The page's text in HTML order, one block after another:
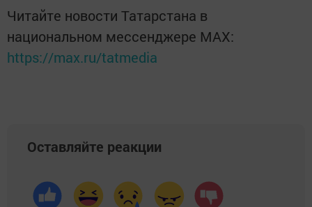
Читайте новости Татарстана в
национальном мессенджере MАХ:
https://max.ru/tatmedia
Оставляйте реакции